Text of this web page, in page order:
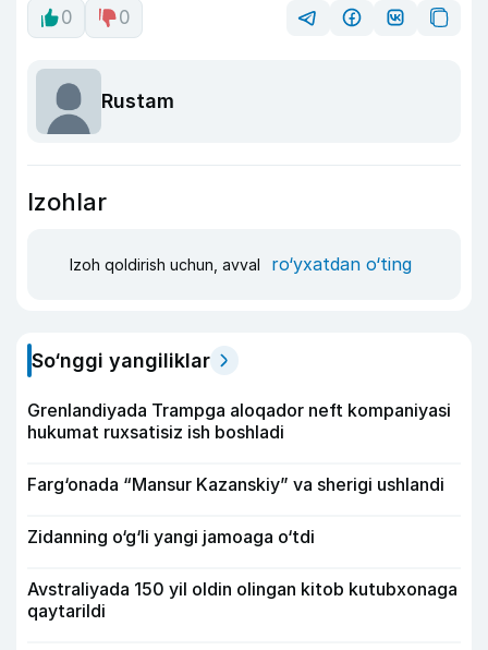
0 0
Rustam
Izohlar
Izoh qoldirish uchun, avval ro‘yxatdan o‘ting
So‘nggi yangiliklar
Grenlandiyada Trampga aloqador neft kompaniyasi
hukumat ruxsatisiz ish boshladi
Farg‘onada “Mansur Kazanskiy” va sherigi ushlandi
Zidanning o‘g‘li yangi jamoaga o‘tdi
Avstraliyada 150 yil oldin olingan kitob kutubxonaga
qaytarildi